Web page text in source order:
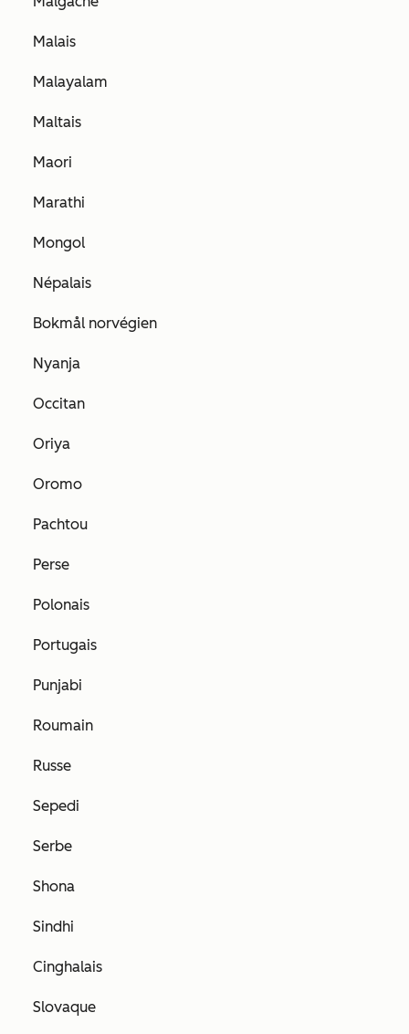
Malais
Malayalam
Maltais
Maori
Marathi
Mongol
Népalais
Bokmål norvégien
Nyanja
Occitan
Oriya
Oromo
Pachtou
Perse
Polonais
Portugais
Punjabi
Roumain
Russe
Sepedi
Serbe
Shona
Sindhi
Cinghalais
Slovaque